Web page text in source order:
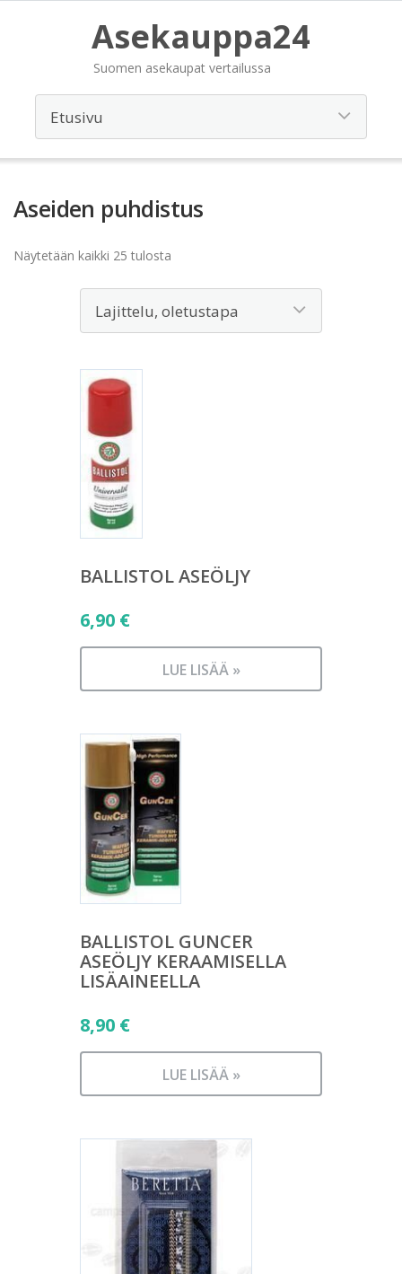
Asekauppa24
Suomen asekaupat vertailussa
Aseiden puhdistus
Näytetään kaikki 25 tulosta
BALLISTOL ASEÖLJY
6,90 €
LUE LISÄÄ »
BALLISTOL GUNCER
ASEÖLJY KERAAMISELLA
LISÄAINEELLA
8,90 €
LUE LISÄÄ »